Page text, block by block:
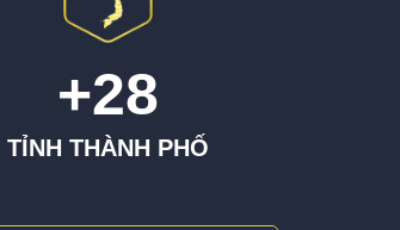
+28
TỈNH THÀNH PHỐ